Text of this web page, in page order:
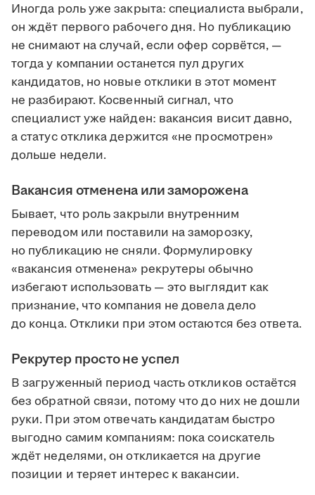
Иногда роль уже закрыта: специалиста выбрали,
он ждёт первого рабочего дня. Но публикацию
не снимают на случай, если офер сорвётся, —
тогда у компании останется пул других
кандидатов, но новые отклики в этот момент
не разбирают. Косвенный сигнал, что
специалист уже найден: вакансия висит давно,
а статус отклика держится «не просмотрен»
дольше недели.
Вакансия отменена или заморожена
Бывает, что роль закрыли внутренним
переводом или поставили на заморозку,
но публикацию не сняли. Формулировку
«вакансия отменена» рекрутеры обычно
избегают использовать — это выглядит как
признание, что компания не довела дело
до конца. Отклики при этом остаются без ответа.
Рекрутер просто не успел
В загруженный период часть откликов остаётся
без обратной связи, потому что до них не дошли
руки. При этом отвечать кандидатам быстро
выгодно самим компаниям: пока соискатель
ждёт неделями, он откликается на другие
позиции и теряет интерес к вакансии.